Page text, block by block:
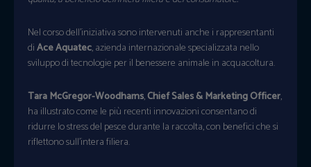
Nel corso dell’iniziativa sono intervenuti anche i rappresentanti
diAce Aquatec, azienda internazionale specializzata nello
sviluppo di tecnologie per il benessere animale in acquacoltura.
Tara McGregor-Woodhams,Chief Sales & Marketing Officer,
ha illustrato come le più recenti innovazioni consentano di
ridurre lo stress del pesce durante la raccolta, con benefici che si
riflettono sull’intera filiera.